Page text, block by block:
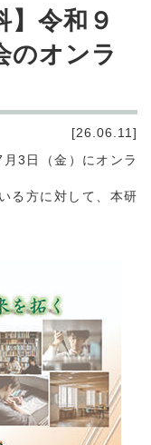
】令和９
のオンラ
[26.06.11]
3日（金）にオンラ
る方に対して、本研